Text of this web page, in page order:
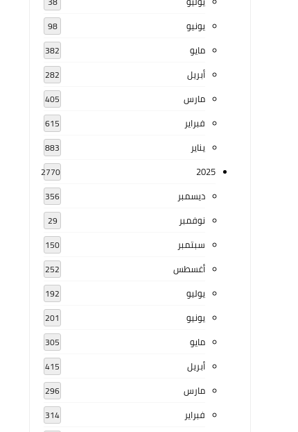
يونيو 98
مايو 382
أبريل 282
مارس 405
فبراير 615
يناير 883
2025
2770
ديسمبر 356
نوفمبر 29
سبتمبر 150
أغسطس 252
يوليو 192
يونيو 201
مايو 305
أبريل 415
مارس 296
فبراير 314